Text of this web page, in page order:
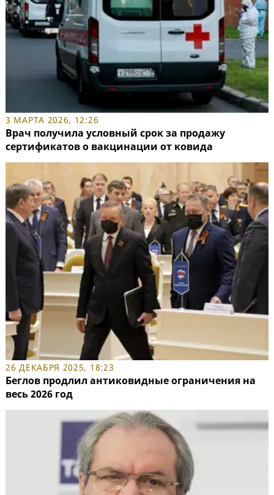
3 МАРТА 2026, 12:26
Врач получила условный срок за продажу
сертификатов о вакцинации от ковида
26 ДЕКАБРЯ 2025, 18:23
Беглов продлил антиковидные ограничения на
весь 2026 год